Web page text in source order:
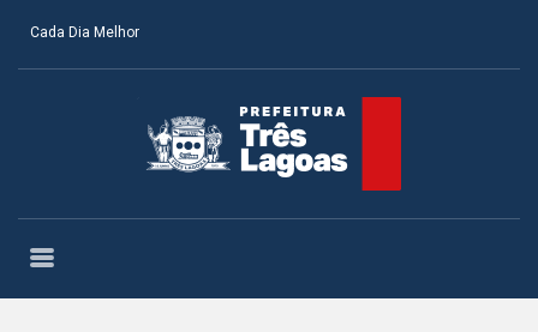
Cada Dia Melhor